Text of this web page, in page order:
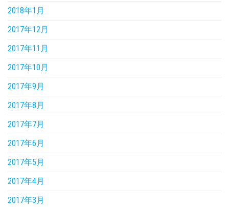
2018年1月
2017年12月
2017年11月
2017年10月
2017年9月
2017年8月
2017年7月
2017年6月
2017年5月
2017年4月
2017年3月